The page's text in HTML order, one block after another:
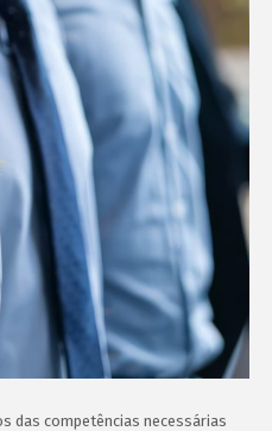
das competências necessárias